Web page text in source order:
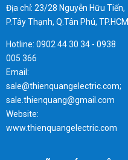
Địa chỉ: 23/28 Nguyễn Hữu Tiến,
P.Tây Thạnh, Q.Tân Phú, TP.HCM
Hotline: 0902 44 30 34 - 0938
005 366
Email:
sale@thienquangelectric.com;
sale.thienquang@gmail.com
Website:
www.thienquangelectric.com